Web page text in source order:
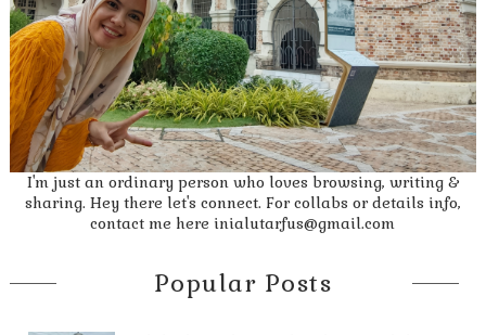
I'm just an ordinary person who loves browsing, writing &
sharing. Hey there let's connect. For collabs or details info,
contact me here inialutarfus@gmail.com
Popular Posts